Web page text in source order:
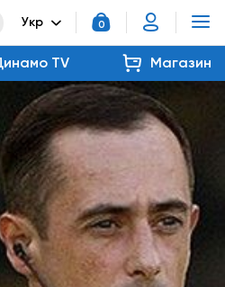
Укр 0
TV Магазин